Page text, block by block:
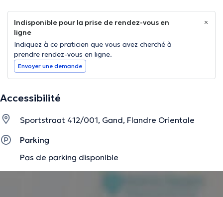
Indisponible pour la prise de rendez-vous en
ligne
Indiquez à ce praticien que vous avez cherché à
prendre rendez-vous en ligne.
Envoyer une demande
Accessibilité
Sportstraat 412/001, Gand, Flandre Orientale
Parking
Pas de parking disponible